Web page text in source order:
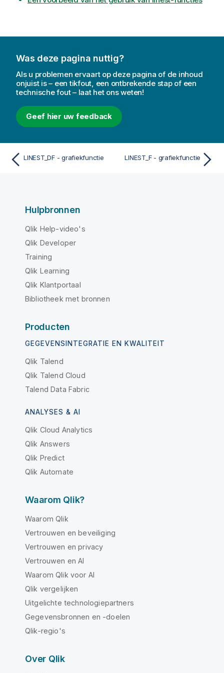
Was deze pagina nuttig?
Als u problemen ervaart op deze pagina of de inhoud
onjuist is – een tikfout, een ontbrekende stap of een
technische fout – laat het ons weten!
Geef hier uw feedback
LINEST_DF - grafiekfunctie LINEST_F - grafiekfunctie
Hulpbronnen
Qlik Help-video's
Qlik Developer
Training
Qlik Learning
Qlik Klantportaal
Bibliotheek met bronnen
Producten
GEGEVENSINTEGRATIE EN KWALITEIT
Qlik Talend
Qlik Talend Cloud
Talend Data Fabric
ANALYSES & AI
Qlik Cloud Analytics
Qlik Answers
Qlik Predict
Qlik Automate
Waarom Qlik?
Waarom Qlik
Vertrouwen en beveiliging
Vertrouwen en privacy
Vertrouwen en AI
Waarom Qlik voor AI
Qlik vergelijken
Uitgelichte technologiepartners
Gegevensbronnen en -doelen
Qlik-regio's
Over Qlik